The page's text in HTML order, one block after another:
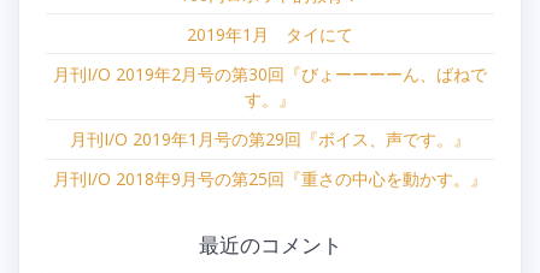
2019年1月 タイにて
月刊I/O 2019年2月号の第30回『びょーーーーん、ばねで
す。』
月刊I/O 2019年1月号の第29回『ボイス、声です。』
月刊I/O 2018年9月号の第25回『重さの中心を動かす。』
最近のコメント